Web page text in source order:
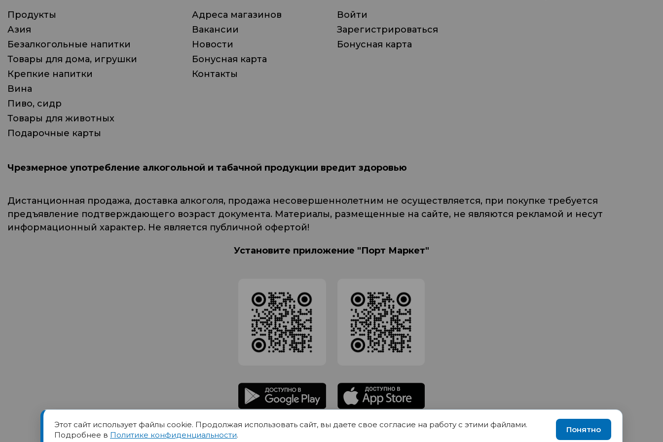
Продукты
Азия
Безалкогольные напитки
Товары для дома, игрушки
Крепкие напитки
Вина
Пиво, сидр
Товары для животных
Подарочные карты
Адреса магазинов
Вакансии
Новости
Бонусная карта
Контакты
Войти
Зарегистрироваться
Бонусная карта
Чрезмерное употребление алкогольной и табачной продукции вредит здоровью
Дистанционная продажа, доставка алкоголя, продажа несовершеннолетним не осуществляется, при покупке требуется
предъявление подтверждающего возраст документа. Материалы, размещенные на сайте, не являются рекламой и несут
информационный характер. Не является публичной офертой!
Установите приложение "Порт Маркет"
Товарный знак ПОРТ принадлежит Обществу с Ограниченной ответственностью СИГМАТОРГ, ОГРН 1191690035570, ИНН 1655417189
Юр.адрес 420012 Казань переулок Щербаковский дом 7, пом 1013, офис 5
Этот сайт использует файлы cookie. Продолжая использовать сайт, вы даете свое согласие на работу с этими файлами.
Подробнее в Политике конфиденциальности.
Понятно